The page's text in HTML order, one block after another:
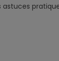
astuces